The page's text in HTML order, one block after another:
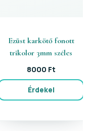
Ezüst karkötő fonott
trikolor 3mm széles
8000 Ft
Érdekel